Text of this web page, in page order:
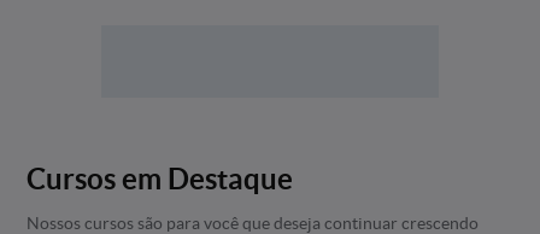
Cursos em Destaque
Nossos cursos são para você que deseja continuar crescendo